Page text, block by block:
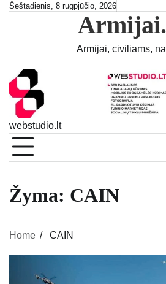
SkipŠeštadienis, 8 rugpjūčio, 2026
Armijai, civiliams,
webstudio.lt
Žyma: CAIN
Home CAIN